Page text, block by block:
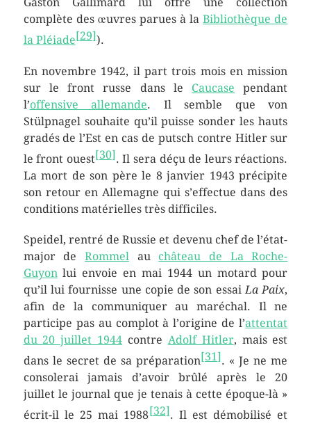
Gaston Gallimard lui offre une collection
complète des œuvres parues à laBibliothèque de
la Pléiade[29]).
En novembre 1942, il part trois mois en mission
sur le front russe dans le Caucase pendant
l’offensive allemande. Il semble que von
Stülpnagel souhaite qu’il puisse sonder les hauts
gradés de l’Est en cas de putsch contre Hitler sur
le front ouest[30]. Il sera déçu de leurs réactions.
La mort de son père le 8 janvier 1943 précipite
son retour en Allemagne qui s’effectue dans des
conditions matérielles très difficiles.
Speidel, rentré de Russie et devenu chef de l’état-
major de Rommelau château de La Roche-
Guyonlui envoie en mai 1944 un motard pour
qu’il lui fournisse une copie de son essaiLa Paix,
afin de la communiquer au maréchal. Il ne
participe pas au complot à l’origine de l’attentat
du20 juillet 1944 contre Adolf Hitler, mais est
dans le secret de sa préparation[31]. « Je ne me
consolerai jamais d’avoir brûlé après le20
juilletle journal que je tenais à cette époque-là »
écrit-il le25 mai 1988[32]. Il est démobilisé et